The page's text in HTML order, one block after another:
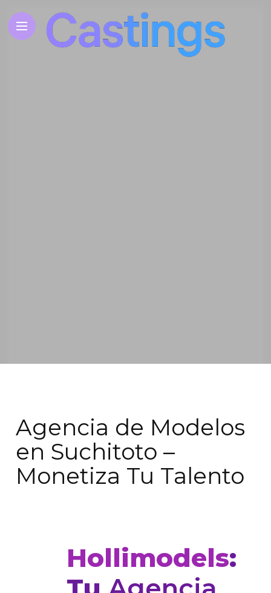
Agencia de Modelos
en Suchitoto –
Monetiza Tu Talento
Hollimodels: